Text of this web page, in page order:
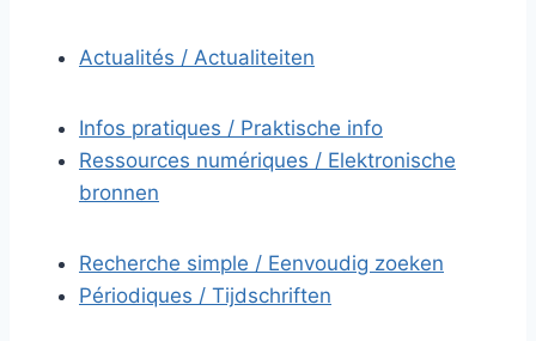
Actualités / Actualiteiten
Infos pratiques / Praktische info
Ressources numériques / Elektronische
bronnen
Recherche simple / Eenvoudig zoeken
Périodiques / Tijdschriften